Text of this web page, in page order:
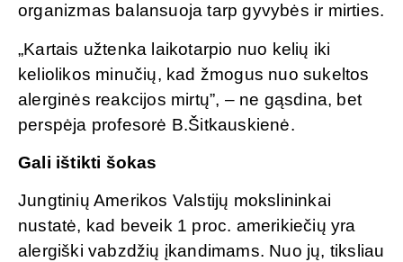
organizmas balansuoja tarp gyvybės ir mirties.
„Kartais užtenka laikotarpio nuo kelių iki
keliolikos minučių, kad žmogus nuo sukeltos
alerginės reakcijos mirtų”, – ne gąsdina, bet
perspėja profesorė B.Šitkauskienė.
Gali ištikti šokas
Jungtinių Amerikos Valstijų mokslininkai
nustatė, kad beveik 1 proc. amerikiečių yra
alergiški vabzdžių įkandimams. Nuo jų, tiksliau